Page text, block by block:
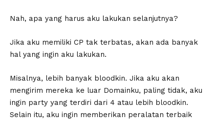
Nah, apa yang harus aku lakukan selanjutnya?
Jika aku memiliki CP tak terbatas, akan ada banyak
hal yang ingin aku lakukan.
Misalnya, lebih banyak bloodkin. Jika aku akan
mengirim mereka ke luar Domainku, paling tidak, aku
ingin party yang terdiri dari 4 atau lebih bloodkin.
Selain itu, aku ingin memberikan peralatan terbaik